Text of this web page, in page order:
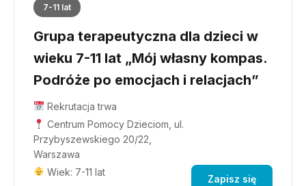
7-11 lat
Grupa terapeutyczna dla dzieci w
wieku 7-11 lat „Mój własny kompas.
Podróże po emocjach i relacjach”
Rekrutacja trwa
Centrum Pomocy Dzieciom, ul.
Przybyszewskiego 20/22,
Warszawa
Wiek: 7-11 lat
Zapisz się